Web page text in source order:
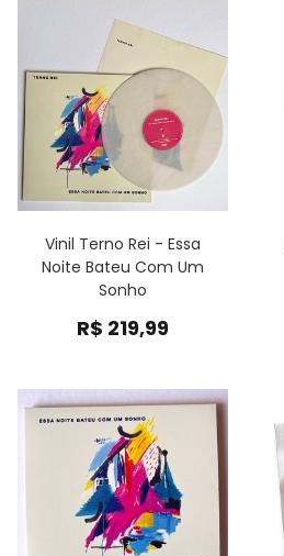
Vinil Terno Rei - Essa
Noite Bateu Com Um
Sonho
R$ 219,99